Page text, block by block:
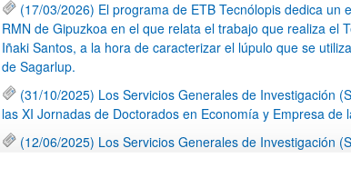
(17/03/2026) El programa de ETB Tecnólopis dedica un
RMN de Gipuzkoa en el que relata el trabajo que realiza el
Iñaki Santos, a la hora de caracterizar el lúpulo que se
de Sagarlup.
(31/10/2025) Los Servicios Generales de Investigación
las XI Jornadas de Doctorados en Economía y Empresa de
(12/06/2025) Los Servicios Generales de Investigación